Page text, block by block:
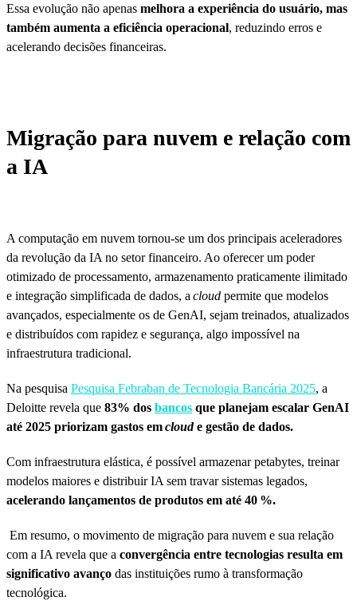
Essa evolução não apenas melhora a experiência do usuário, mas
também aumenta a eficiência operacional, reduzindo erros e
acelerando decisões financeiras.
Migração para nuvem e relação com
a IA
A computação em nuvem tornou‑se um dos principais aceleradores
da revolução da IA no setor financeiro. Ao oferecer um poder
otimizado de processamento, armazenamento praticamente ilimitado
e integração simplificada de dados, a cloud permite que modelos
avançados, especialmente os de GenAI, sejam treinados, atualizados
e distribuídos com rapidez e segurança, algo impossível na
infraestrutura tradicional.
Na pesquisa Pesquisa Febraban de Tecnologia Bancária 2025, a
Deloitte revela que 83% dos bancos que planejam escalar GenAI
até 2025 priorizam gastos emcloude gestão de dados.
Com infraestrutura elástica, é possível armazenar petabytes, treinar
modelos maiores e distribuir IA sem travar sistemas legados,
acelerando lançamentos de produtos em até 40 %.
Em resumo, o movimento de migração para nuvem e sua relação
com a IA revela que a convergência entre tecnologias resulta em
significativo avanço das instituições rumo à transformação
tecnológica.